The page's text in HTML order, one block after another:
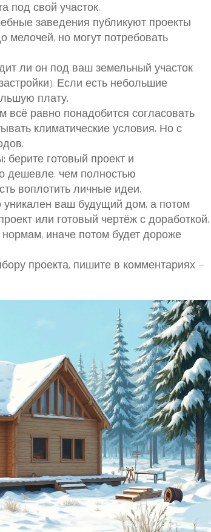
под свой участок.
заведения публикуют проекты
но могут потребовать
ли он под ваш земельный участок
Если есть небольшие
плату.
всё равно понадобится согласовать
климатические условия. Но с
берите готовый проект и
дешевле, чем полностью
воплотить личные идеи.
уникален ваш будущий дом, а потом
или готовый чертёж с доработкой.
иначе потом будет дороже
проекта, пишите в комментариях —